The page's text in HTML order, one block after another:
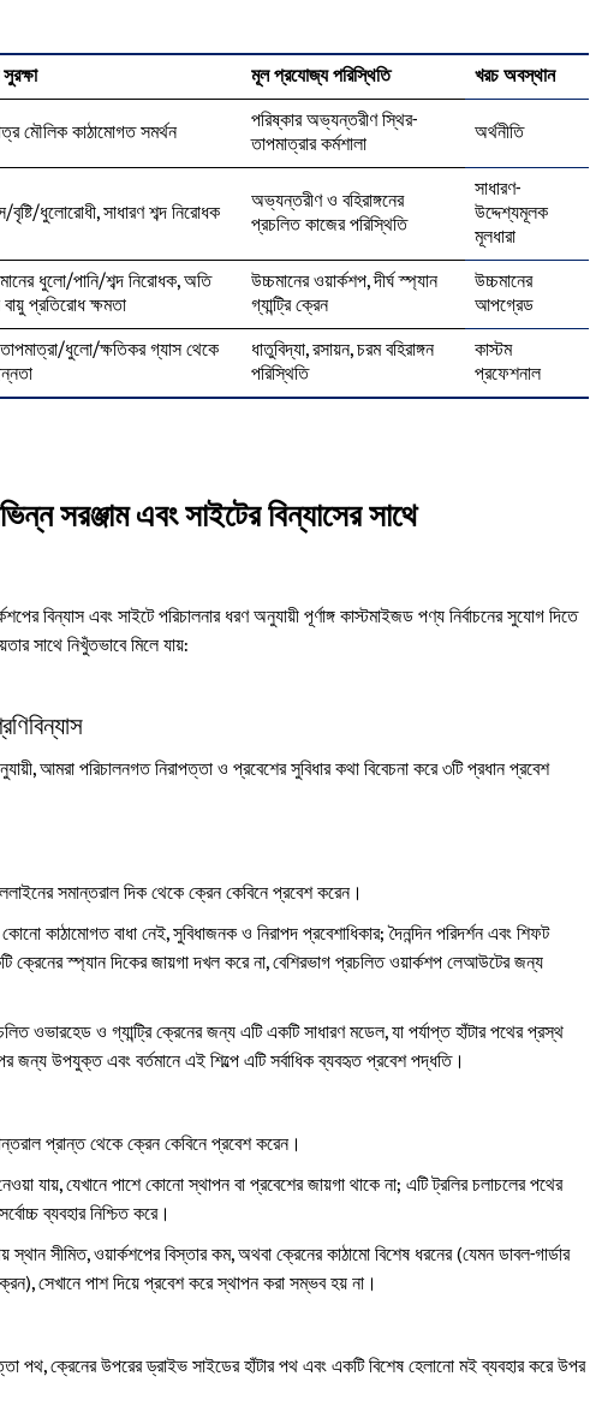
মূল প্রযোজ্য পরিস্থিতি
খরচ অবস্থান
মৌলিক কাঠামোগত সমর্থন পরিষ্কার অভ্যন্তরীণ স্থির-
তাপমাত্রার কর্মশালা অর্থনীতি
বৃষ্টি/ধুলোরোধী, সাধারণ শব্দ নিরোধক অভ্যন্তরীণ ও বহিরাঙ্গনের
প্রচলিত কাজের পরিস্থিতি
সাধারণ-
উদ্দেশ্যমূলক
মূলধারা
ধুলো/পানি/শব্দ নিরোধক, অতি
প্রতিরোধ ক্ষমতা
উচ্চমানের ওয়ার্কশপ, দীর্ঘ স্প্যান
গ্যান্ট্রি ক্রেন
উচ্চমানের
আপগ্রেড
ধুলো/ক্ষতিকর গ্যাস থেকে ধাতুবিদ্যা, রসায়ন, চরম বহিরাঙ্গন
পরিস্থিতি
কাস্টম
প্রফেশনাল
সরঞ্জাম এবং সাইটের বিন্যাসের সাথে
বিন্যাস এবং সাইটে পরিচালনার ধরণ অনুযায়ী পূর্ণাঙ্গ কাস্টমাইজড পণ্য নির্বাচনের সুযোগ দিতে
সাথে নিখুঁতভাবে মিলে যায়:
আমরা পরিচালনগত নিরাপত্তা ও প্রবেশের সুবিধার কথা বিবেচনা করে ৩টি প্রধান প্রবেশ
সমান্তরাল দিক থেকে ক্রেন কেবিনে প্রবেশ করেন।
কাঠামোগত বাধা নেই, সুবিধাজনক ও নিরাপদ প্রবেশাধিকার; দৈনন্দিন পরিদর্শন এবং শিফট
ক্রেনের স্প্যান দিকের জায়গা দখল করে না, বেশিরভাগ প্রচলিত ওয়ার্কশপ লেআউটের জন্য
ওভারহেড ও গ্যান্ট্রি ক্রেনের জন্য এটি একটি সাধারণ মডেল, যা পর্যাপ্ত হাঁটার পথের প্রস্থ
জন্য উপযুক্ত এবং বর্তমানে এই শিল্পে এটি সর্বাধিক ব্যবহৃত প্রবেশ পদ্ধতি।
প্রান্ত থেকে ক্রেন কেবিনে প্রবেশ করেন।
যায়, যেখানে পাশে কোনো স্থাপন বা প্রবেশের জায়গা থাকে না; এটি ট্রলির চলাচলের পথের
ব্যবহার নিশ্চিত করে।
স্থান সীমিত, ওয়ার্কশপের বিস্তার কম, অথবা ক্রেনের কাঠামো বিশেষ ধরনের (যেমন ডাবল-গার্ডার
সেখানে পাশ দিয়ে প্রবেশ করে স্থাপন করা সম্ভব হয় না।
পথ, ক্রেনের উপরের ড্রাইভ সাইডের হাঁটার পথ এবং একটি বিশেষ হেলানো মই ব্যবহার করে উপর